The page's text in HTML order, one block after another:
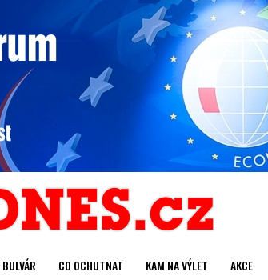
CO OCHUTNAT KAM NA VÝLET AKCE